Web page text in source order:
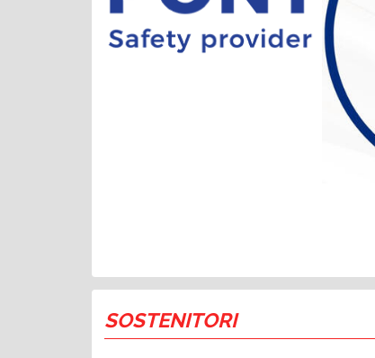
SOSTENITORI